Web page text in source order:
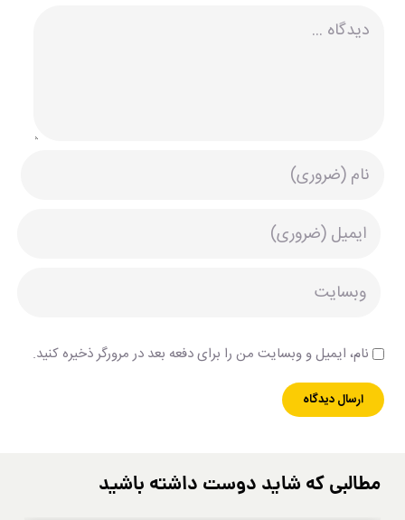
نام، ایمیل و وبسایت من را برای دفعه بعد در مرورگر ذخیره کنید.
مطالبی که شاید دوست داشته باشید